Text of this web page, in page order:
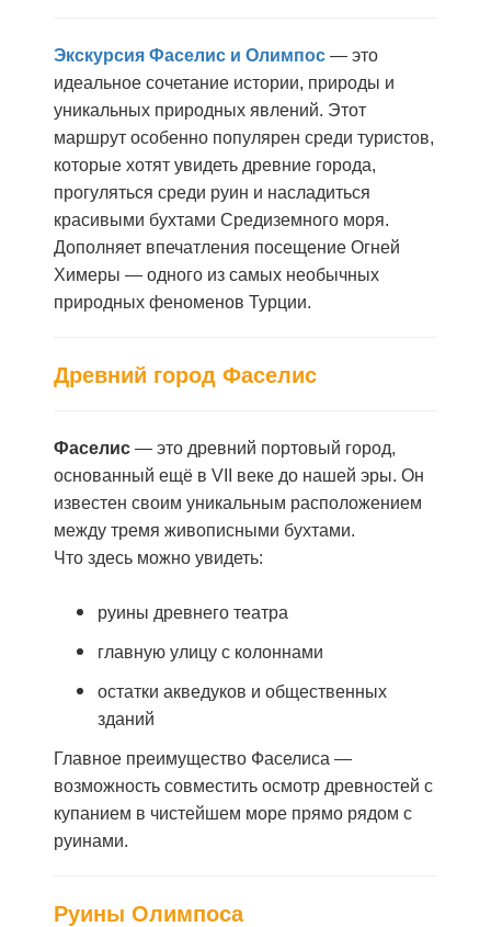
Экскурсия Фаселис и Олимпос — это
идеальное сочетание истории, природы и
уникальных природных явлений. Этот
маршрут особенно популярен среди туристов,
которые хотят увидеть древние города,
прогуляться среди руин и насладиться
красивыми бухтами Средиземного моря.
Дополняет впечатления посещение Огней
Химеры — одного из самых необычных
природных феноменов Турции.
Древний город Фаселис
Фаселис — это древний портовый город,
основанный ещё в VII
веке до нашей эры. Он
известен своим уникальным расположением
между тремя живописными бухтами.
Что здесь можно увидеть:
руины древнего театра
главную улицу с колоннами
остатки акведуков и общественных
зданий
Главное преимущество Фаселиса —
возможность совместить осмотр древностей с
купанием в чистейшем море прямо рядом с
руинами.
Руины Олимпоса